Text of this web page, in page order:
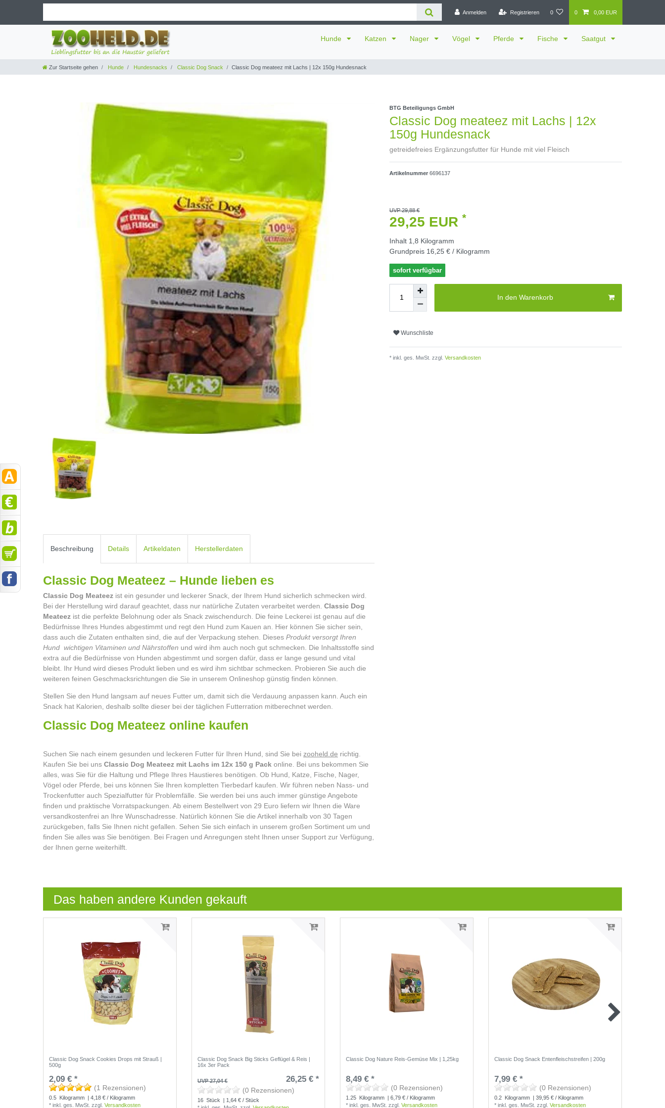
Anmelden Registrieren 0 0 0,00 EUR
Hunde Katzen Nager Vögel Pferde Fische Saatgut
Zur Startseite gehen Hunde Hundesnacks Classic Dog Snack Classic Dog meateez mit Lachs | 12x 150g Hundesnack
BTG Beteiligungs GmbH
Classic Dog meateez mit Lachs | 12x
150g Hundesnack
getreidefreies Ergänzungsfutter für Hunde mit viel Fleisch
Artikelnummer 6696137
UVP 29,88 €
29,25 EUR *
Inhalt 1,8 Kilogramm
Grundpreis 16,25 € / Kilogramm
sofort verfügbar
In den Warenkorb
Wunschliste
* inkl. ges. MwSt. zzgl. Versandkosten
Beschreibung Details Artikeldaten Herstellerdaten
Classic Dog Meateez – Hunde lieben es
Classic Dog Meateez ist ein gesunder und leckerer Snack, der Ihrem Hund sicherlich schmecken wird.
Bei der Herstellung wird darauf geachtet, dass nur natürliche Zutaten verarbeitet werden. Classic Dog
Meateez ist die perfekte Belohnung oder als Snack zwischendurch. Die feine Leckerei ist genau auf die
Bedürfnisse Ihres Hundes abgestimmt und regt den Hund zum Kauen an. Hier können Sie sicher sein,
dass auch die Zutaten enthalten sind, die auf der Verpackung stehen. Dieses Produkt versorgt Ihren
Hund wichtigen Vitaminen und Nährstoffen und wird ihm auch noch gut schmecken. Die Inhaltsstoffe sind
extra auf die Bedürfnisse von Hunden abgestimmt und sorgen dafür, dass er lange gesund und vital
bleibt. Ihr Hund wird dieses Produkt lieben und es wird ihm sichtbar schmecken. Probieren Sie auch die
weiteren feinen Geschmacksrichtungen die Sie in unserem Onlineshop günstig finden können.
Stellen Sie den Hund langsam auf neues Futter um, damit sich die Verdauung anpassen kann. Auch ein
Snack hat Kalorien, deshalb sollte dieser bei der täglichen Futterration mitberechnet werden.
Classic Dog Meateez online kaufen
Suchen Sie nach einem gesunden und leckeren Futter für Ihren Hund, sind Sie bei zooheld.de richtig.
Kaufen Sie bei uns Classic Dog Meateez mit Lachs im 12x 150 g Pack online. Bei uns bekommen Sie
alles, was Sie für die Haltung und Pflege Ihres Haustieres benötigen. Ob Hund, Katze, Fische, Nager,
Vögel oder Pferde, bei uns können Sie Ihren kompletten Tierbedarf kaufen. Wir führen neben Nass- und
Trockenfutter auch Spezialfutter für Problemfälle. Sie werden bei uns auch immer günstige Angebote
finden und praktische Vorratspackungen. Ab einem Bestellwert von 29 Euro liefern wir Ihnen die Ware
versandkostenfrei an Ihre Wunschadresse. Natürlich können Sie die Artikel innerhalb von 30 Tagen
zurückgeben, falls Sie Ihnen nicht gefallen. Sehen Sie sich einfach in unserem großen Sortiment um und
finden Sie alles was Sie benötigen. Bei Fragen und Anregungen steht Ihnen unser Support zur Verfügung,
der Ihnen gerne weiterhilft.
Das haben andere Kunden gekauft
Classic Dog Snack Cookies Drops mit Strauß |
500g
2,09 € *
(1 Rezensionen)
0.5 Kilogramm | 4,18 € / Kilogramm
*inkl. ges. MwSt. zzgl.Versandkosten
Classic Dog Snack Big Sticks Geflügel & Reis |
16x 3er Pack
UVP 27,04 € 26,25 € *
(0 Rezensionen)
16 Stück
| 1,64 € / Stück
Classic Dog Nature Reis-Gemüse Mix | 1,25kg
8,49 € *
(0 Rezensionen)
1.25 Kilogramm | 6,79 € / Kilogramm
*inkl. ges. MwSt. zzgl.Versandkosten
Classic Dog Snack Entenfleischstreifen | 200g
7,99 € *
(0 Rezensionen)
0.2 Kilogramm | 39,95 € / Kilogramm
*inkl. ges. MwSt. zzgl.Versandkosten